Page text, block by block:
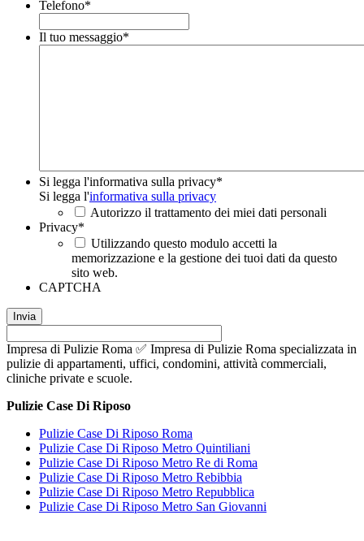
Telefono*
Il tuo messaggio*
Si legga l'informativa sulla privacy*
Si legga l'informativa sulla privacy
Autorizzo il trattamento dei miei dati personali
Privacy*
Utilizzando questo modulo accetti la
memorizzazione e la gestione dei tuoi dati da questo
sito web.
CAPTCHA
Impresa di Pulizie Roma ✅ Impresa di Pulizie Roma specializzata in
pulizie di appartamenti, uffici, condomini, attività commerciali,
cliniche private e scuole.
Pulizie Case Di Riposo
Pulizie Case Di Riposo Roma
Pulizie Case Di Riposo Metro Quintiliani
Pulizie Case Di Riposo Metro Re di Roma
Pulizie Case Di Riposo Metro Rebibbia
Pulizie Case Di Riposo Metro Repubblica
Pulizie Case Di Riposo Metro San Giovanni